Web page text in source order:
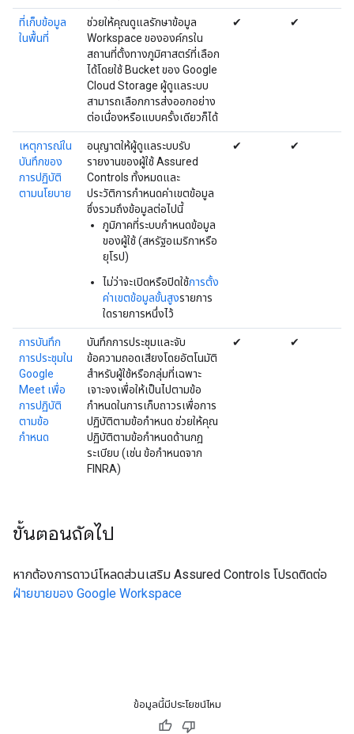
ที่เก็บข้อมูล
ในพื้นที่
ช่วยให้คุณดูแลรักษาข้อมูล
Workspace ขององค์กรใน
สถานที่ตั้งทางภูมิศาสตร์ที่เลือก
ได้โดยใช้ Bucket ของ Google
Cloud Storage ผู้ดูแลระบบ
สามารถเลือกการส่งออกอย่าง
ต่อเนื่องหรือแบบครั้งเดียวก็ได้
✔ ✔
เหตุการณ์ใน
บันทึกของ
การปฏิบัติ
ตามนโยบาย
อนุญาตให้ผู้ดูแลระบบรับ
รายงานของผู้ใช้ Assured
Controls ทั้งหมดและ
ประวัติการกำหนดค่าเขตข้อมูล
ซึ่งรวมถึงข้อมูลต่อไปนี้
ภูมิภาคที่ระบบกำหนดข้อมูล
ของผู้ใช้ (สหรัฐอเมริกาหรือ
ยุโรป)
ไม่ว่าจะเปิดหรือปิดใช้การตั้ง
ค่าเขตข้อมูลขั้นสูงรายการ
ใดรายการหนึ่งไว้
✔ ✔
การบันทึก
การประชุมใน
Google
Meet เพื่อ
การปฏิบัติ
ตามข้อ
กำหนด
บันทึกการประชุมและจับ
ข้อความถอดเสียงโดยอัตโนมัติ
สำหรับผู้ใช้หรือกลุ่มที่เฉพาะ
เจาะจงเพื่อให้เป็นไปตามข้อ
กำหนดในการเก็บถาวรเพื่อการ
ปฏิบัติตามข้อกำหนด ช่วยให้คุณ
ปฏิบัติตามข้อกำหนดด้านกฎ
ระเบียบ (เช่น ข้อกำหนดจาก
FINRA)
✔ ✔
ขั้นตอนถัดไป
หากต้องการดาวน์โหลดส่วนเสริม Assured Controls โปรดติดต่อ
ฝ่ายขายของ Google Workspace
ข้อมูลนี้มีประโยชน์ไหม